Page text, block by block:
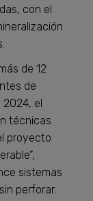
con el
de 12
de
2024, el
técnicas
proyecto
sistemas
perforar.